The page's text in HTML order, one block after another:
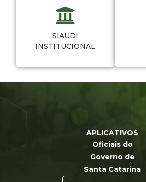
SIAUDI
INSTITUCIONAL
APLICATIVOS
Oficiais do
Governo de
Santa Catarina